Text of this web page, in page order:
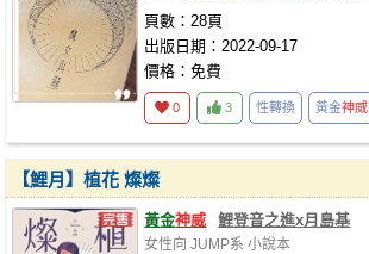
頁數：28頁
出版日期：2022-09-17
價格：免費
0 3 性轉換 黃金神威
【鯉月】植花 燦燦
黃金神威 鯉登音之進x月島基
女性向 JUMP系 小說本